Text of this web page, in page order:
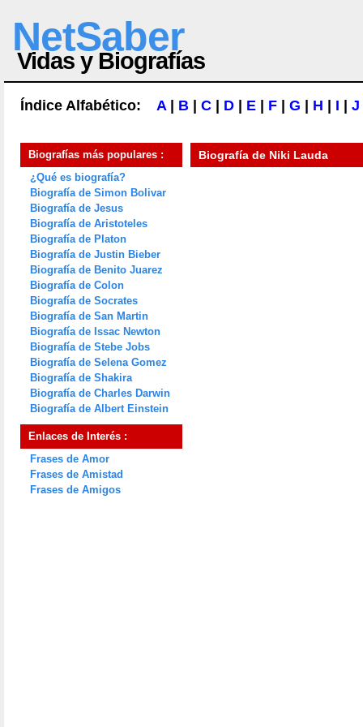
NetSaber
Vidas y Biografías
Índice Alfabético: A| B C D E F G H I J
Biografías más populares :
¿Qué es biografía?
Biografía de Simon Bolivar
Biografía de Jesus
Biografía de Aristoteles
Biografía de Platon
Biografía de Justin Bieber
Biografía de Benito Juarez
Biografía de Colon
Biografía de Socrates
Biografía de San Martin
Biografía de Issac Newton
Biografía de Stebe Jobs
Biografía de Selena Gomez
Biografía de Shakira
Biografía de Charles Darwin
Biografía de Albert Einstein
Enlaces de Interés :
Frases de Amor
Frases de Amistad
Frases de Amigos
Biografía de Niki Lauda